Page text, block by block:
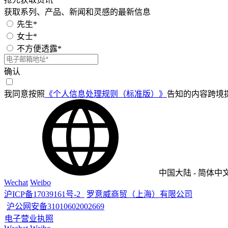
获取系列、产品、新闻和灵感的最新信息
先生*
女士*
不方便透露*
确认
我同意按照 《个人信息处理规则（标准版）》 告知的内容跨境
中国大陆 - 简体中
Wechat Weibo
沪ICP备17039161号-2
罗意威商贸（上海）有限公司
沪公网安备31010602002669
电子营业执照